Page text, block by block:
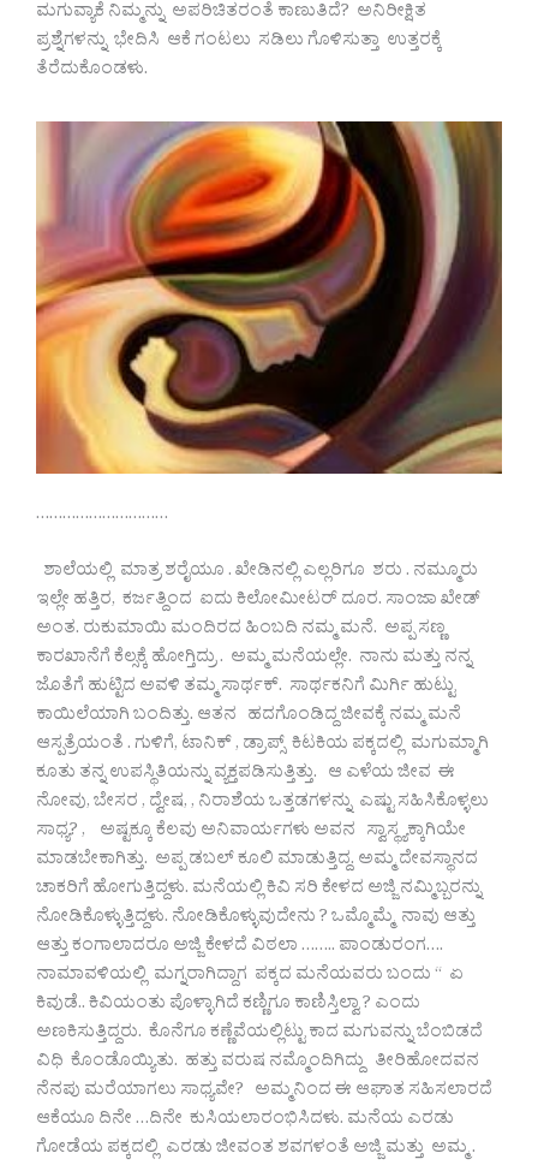
ಮಗುವ್ಯಾಕೆ ನಿಮ್ಮನ್ನು ಅಪರಿಚಿತರಂತೆ ಕಾಣುತಿದೆ? ಅನಿರೀಕ್ಷಿತ
ಪ್ರಶ್ನೆಗಳನ್ನು ಭೇದಿಸಿ ಆಕೆ ಗಂಟಲು ಸಡಿಲು ಗೊಳಿಸುತ್ತಾ ಉತ್ತರಕ್ಕೆ
ತೆರೆದುಕೊಂಡಳು.
…………………………
ಶಾಲೆಯಲ್ಲಿ ಮಾತ್ರ ಶರೈಯೂ . ಖೇಡಿನಲ್ಲಿ ಎಲ್ಲರಿಗೂ ಶರು . ನಮ್ಮೂರು
ಇಲ್ಲೇ ಹತ್ತಿರ, ಕರ್ಜತ್ದಿಂದ ಐದು ಕಿಲೋಮೀಟರ್ ದೂರ. ಸಾಂಜಾ ಖೇಡ್
ಅಂತ. ರುಕುಮಾಯಿ ಮಂದಿರದ ಹಿಂಬದಿ ನಮ್ಮ ಮನೆ. ಅಪ್ಪ ಸಣ್ಣ
ಕಾರಖಾನೆಗೆ ಕೆಲ್ಸಕ್ಕೆ ಹೋಗ್ತಿದ್ರು . ಅಮ್ಮ ಮನೆಯಲ್ಲೇ. ನಾನು ಮತ್ತು ನನ್ನ
ಜೊತೆಗೆ ಹುಟ್ಟಿದ ಅವಳಿ ತಮ್ಮ ಸಾರ್ಥಕ್. ಸಾರ್ಥಕನಿಗೆ ಮಿರ್ಗಿ ಹುಟ್ಟು
ಕಾಯಿಲೆಯಾಗಿ ಬಂದಿತ್ತು. ಆತನ ಹದಗೊಂಡಿದ್ದ ಜೀವಕ್ಕೆ ನಮ್ಮ ಮನೆ
ಆಸ್ಪತ್ರೆಯಂತೆ . ಗುಳಿಗೆ, ಟಾನಿಕ್ , ಡ್ರಾಪ್ಸ್ ಕಿಟಕಿಯ ಪಕ್ಕದಲ್ಲಿ ಮಗುಮ್ಮಾಗಿ
ಕೂತು ತನ್ನ ಉಪಸ್ಥಿತಿಯನ್ನು ವ್ಯಕ್ತಪಡಿಸುತ್ತಿತ್ತು. ಆ ಎಳೆಯ ಜೀವ ಈ
ನೋವು, ಬೇಸರ , ದ್ವೇಷ, , ನಿರಾಶೆಯ ಒತ್ತಡಗಳನ್ನು ಎಷ್ಟು ಸಹಿಸಿಕೊಳ್ಳಲು
ಸಾಧ್ಯ? , ಅಷ್ಟಕ್ಕೂ ಕೆಲವು ಅನಿವಾರ್ಯಗಳು ಅವನ ಸ್ವಾಸ್ಥ್ಯಕ್ಕಾಗಿಯೇ
ಮಾಡಬೇಕಾಗಿತ್ತು. ಅಪ್ಪ ಡಬಲ್ ಕೂಲಿ ಮಾಡುತ್ತಿದ್ದ. ಅಮ್ಮ ದೇವಸ್ಥಾನದ
ಚಾಕರಿಗೆ ಹೋಗುತ್ತಿದ್ದಳು. ಮನೆಯಲ್ಲಿ ಕಿವಿ ಸರಿ ಕೇಳದ ಅಜ್ಜಿ ನಮ್ಮಿಬ್ಬರನ್ನು
ನೋಡಿಕೊಳ್ಳುತ್ತಿದ್ದಳು. ನೋಡಿಕೊಳ್ಳುವುದೇನು ? ಒಮ್ಮೊಮ್ಮೆ ನಾವು ಆತ್ತು
ಆತ್ತು ಕಂಗಾಲಾದರೂ ಅಜ್ಜಿ ಕೇಳದೆ ವಿಠಲಾ …….. ಪಾಂಡುರಂಗ….
ನಾಮಾವಳಿಯಲ್ಲಿ ಮಗ್ನರಾಗಿದ್ದಾಗ ಪಕ್ಕದ ಮನೆಯವರು ಬಂದು “ ಏ
ಕಿವುಡೆ.. ಕಿವಿಯಂತು ಪೊಳ್ಳಾಗಿದೆ ಕಣ್ಣಿಗೂ ಕಾಣಿಸ್ತಿಲ್ವಾ ? ಎಂದು
ಅಣಕಿಸುತ್ತಿದ್ದರು. ಕೊನೆಗೂ ಕಣ್ಣೆವೆಯಲ್ಲಿಟ್ಟು ಕಾದ ಮಗುವನ್ನು ಬೆಂಬಿಡದೆ
ವಿಧಿ ಕೊಂಡೊಯ್ಯಿತು. ಹತ್ತು ವರುಷ ನಮ್ಮೊಂದಿಗಿದ್ದು ತೀರಿಹೋದವನ
ನೆನಪು ಮರೆಯಾಗಲು ಸಾಧ್ಯವೇ? ಅಮ್ಮನಿಂದ ಈ ಆಘಾತ ಸಹಿಸಲಾರದೆ
ಆಕೆಯೂ ದಿನೇ …ದಿನೇ ಕುಸಿಯಲಾರಂಭಿಸಿದಳು. ಮನೆಯ ಎರಡು
ಗೋಡೆಯ ಪಕ್ಕದಲ್ಲಿ ಎರಡು ಜೀವಂತ ಶವಗಳಂತೆ ಅಜ್ಜಿ ಮತ್ತು ಅಮ್ಮ .